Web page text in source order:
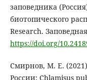
заповедника
биотопического
Research.
https://doi.org/
Смирнов, М. Е.
России: Chlamisus